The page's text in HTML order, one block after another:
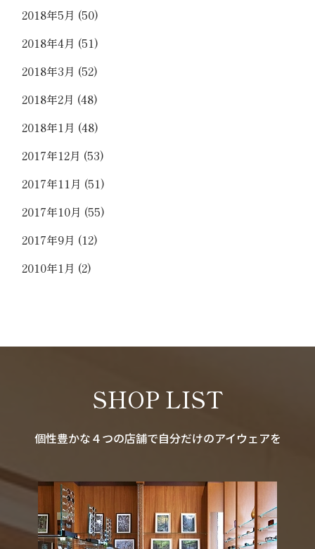
2018年5月 (50)
2018年4月 (51)
2018年3月 (52)
2018年2月 (48)
2018年1月 (48)
2017年12月 (53)
2017年11月 (51)
2017年10月 (55)
2017年9月 (12)
2010年1月 (2)
SHOP LIST
個性豊かな４つの店舗で自分だけのアイウェアを